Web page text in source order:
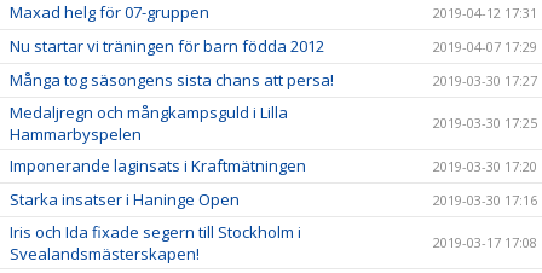
Maxad helg för 07-gruppen 2019-04-12 17:31
Nu startar vi träningen för barn födda 2012 2019-04-07 17:29
Många tog säsongens sista chans att persa! 2019-03-30 17:27
Medaljregn och mångkampsguld i Lilla
Hammarbyspelen
2019-03-30 17:25
Imponerande laginsats i Kraftmätningen 2019-03-30 17:20
Starka insatser i Haninge Open 2019-03-30 17:16
Iris och Ida fixade segern till Stockholm i
Svealandsmästerskapen!
2019-03-17 17:08